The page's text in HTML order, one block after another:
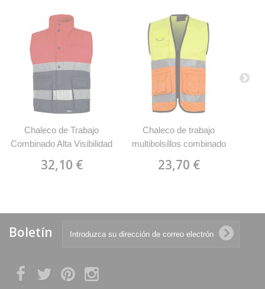
Chaleco de Trabajo
Combinado Alta Visibilidad
32,10 €
Chaleco de trabajo
multibolsillos combinado
C4046
23,70 €
Boletín